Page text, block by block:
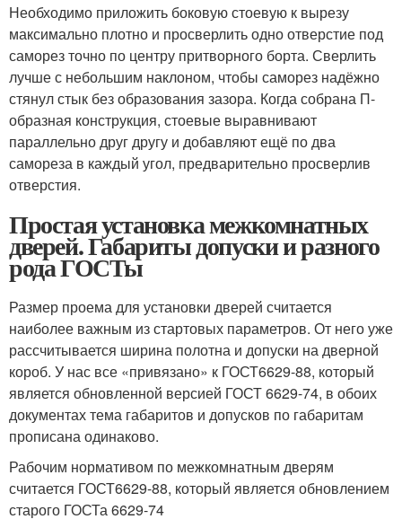
Необходимо приложить боковую стоевую к вырезу
максимально плотно и просверлить одно отверстие под
саморез точно по центру притворного борта. Сверлить
лучше с небольшим наклоном, чтобы саморез надёжно
стянул стык без образования зазора. Когда собрана П-
образная конструкция, стоевые выравнивают
параллельно друг другу и добавляют ещё по два
самореза в каждый угол, предварительно просверлив
отверстия.
Простая установка межкомнатных
дверей. Габариты допуски и разного
рода ГОСТы
Размер проема для установки дверей считается
наиболее важным из стартовых параметров. От него уже
рассчитывается ширина полотна и допуски на дверной
короб. У нас все «привязано» к ГОСТ6629-88, который
является обновленной версией ГОСТ 6629-74, в обоих
документах тема габаритов и допусков по габаритам
прописана одинаково.
Рабочим нормативом по межкомнатным дверям
считается ГОСТ6629-88, который является обновлением
старого ГОСТа 6629-74